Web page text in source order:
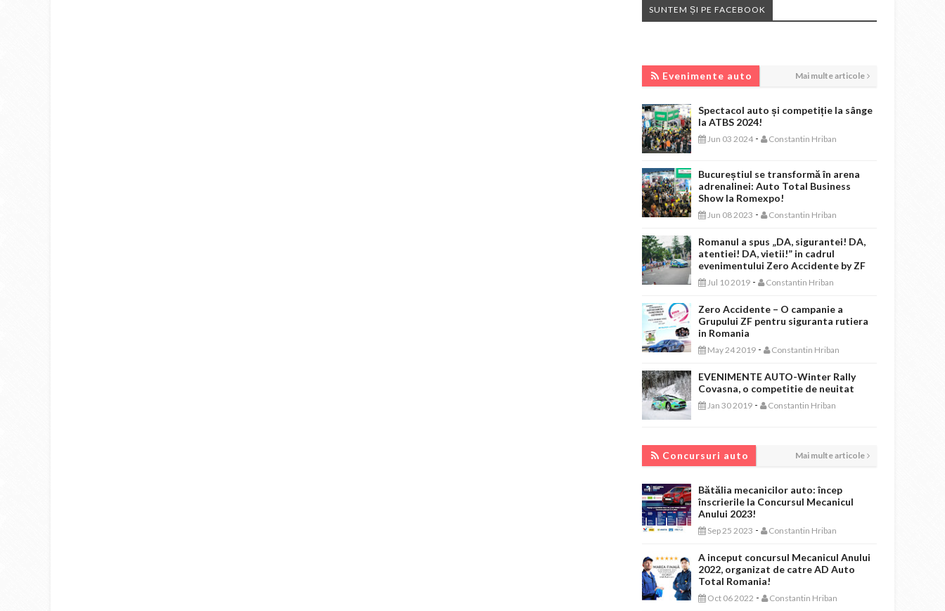
SUNTEM ȘI PE FACEBOOK
Evenimente auto Mai multe articole
Spectacol auto și competiție la sânge
la ATBS 2024!
Jun 03 2024 - Constantin Hriban
Bucureștiul se transformă în arena
adrenalinei: Auto Total Business
Show la Romexpo!
Jun 08 2023 - Constantin Hriban
Romanul a spus „DA, sigurantei! DA,
atentiei! DA, vietii!” in cadrul
evenimentului Zero Accidente by ZF
Jul 10 2019 - Constantin Hriban
Zero Accidente – O campanie a
Grupului ZF pentru siguranta rutiera
in Romania
May 24 2019 - Constantin Hriban
EVENIMENTE AUTO-Winter Rally
Covasna, o competitie de neuitat
Jan 30 2019 - Constantin Hriban
Concursuri auto Mai multe articole
Bătălia mecanicilor auto: încep
înscrierile la Concursul Mecanicul
Anului 2023!
Sep 25 2023 - Constantin Hriban
A inceput concursul Mecanicul Anului
2022, organizat de catre AD Auto
Total Romania!
Oct 06 2022 - Constantin Hriban